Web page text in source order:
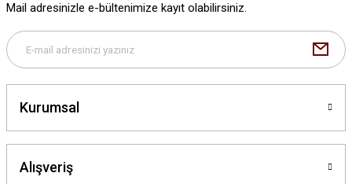
Bu ürüne benzer farklı alternatifler olmalı.
Mail adresinizle e-bültenimize kayıt olabilirsiniz.
Kurumsal
Alışveriş